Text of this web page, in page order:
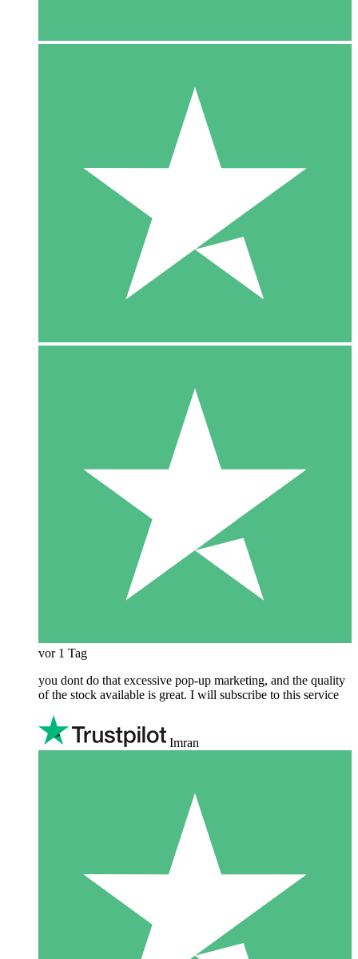
vor 1 Tag
you dont do that excessive pop-up marketing, and the quality
of the stock available is great. I will subscribe to this service
Imran